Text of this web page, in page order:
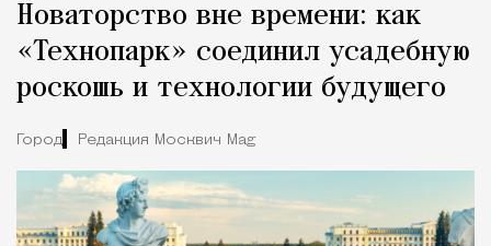
Новаторство вне времени: как
«Технопарк» соединил усадебную
роскошь и технологии будущего
Город Редакция Москвич Mag